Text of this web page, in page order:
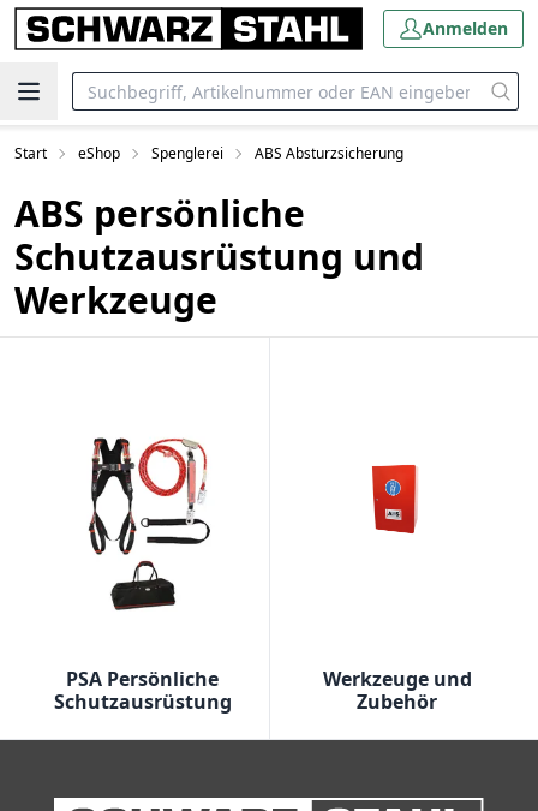
Anmelden
Start eShop Spenglerei ABS Absturzsicherung
ABS persönliche
Schutzausrüstung und
Werkzeuge
PSA Persönliche
Schutzausrüstung
Werkzeuge und
Zubehör